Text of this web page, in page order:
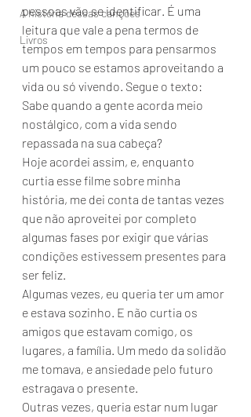
A história dessas canções
Livros
pessoas vão se identificar. É uma
leitura que vale a pena termos de
tempos em tempos para pensarmos
um pouco se estamos aproveitando a
vida ou só vivendo. Segue o texto:
Sabe quando a gente acorda meio
nostálgico, com a vida sendo
repassada na sua cabeça?
Hoje acordei assim, e, enquanto
curtia esse filme sobre minha
história, me dei conta de tantas vezes
que não aproveitei por completo
algumas fases por exigir que várias
condições estivessem presentes para
ser feliz.
Algumas vezes, eu queria ter um amor
e estava sozinho. E não curtia os
amigos que estavam comigo, os
lugares, a família. Um medo da solidão
me tomava, e ansiedade pelo futuro
estragava o presente.
Outras vezes, queria estar num lugar